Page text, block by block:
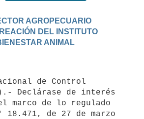
AGROPECUARIO
DEL INSTITUTO
ANIMAL
Declárase de interés
marco de lo regulado
18.471, de 27 de marzo